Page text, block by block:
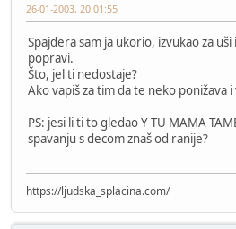
26-01-2003, 20:01:55
Spajdera sam ja ukorio, izvukao za
popravi.
Što, jel ti nedostaje?
Ako vapiš za tim da te neko ponižava
PS: jesi li ti to gledao Y TU MAMA
spavanju s decom znaš od ranije?
https://ljudska_splacina.com/